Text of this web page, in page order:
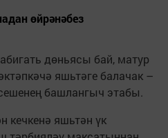
өйрәнәбез
дөньясы бай, матур
яшьтәге балачак –
башлангыч этабы.
кечкенә яшьтән үк